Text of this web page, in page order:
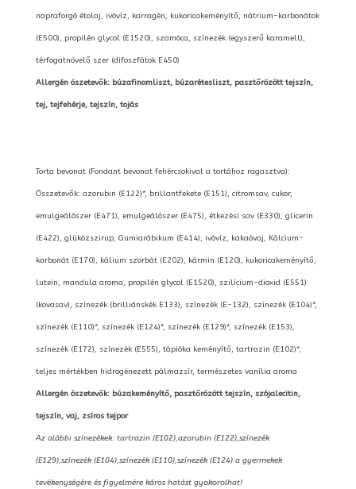
napraforgó étolaj, ivóvíz, karragén, kukoricakeményítő, nátrium-karbonátok
(E500), propilén glycol (E1520), szamóca, színezék (egyszerű karamell),
térfogatnövelő szer (difoszfátok E450)
Allergén öszetevők: búzafinomliszt, búzarétesliszt, pasztőrözött tejszín,
tej, tejfehérje, tejszín, tojás
Torta bevonat (Fondant bevonat fehércsokival a tortához ragasztva):
Összetevők: azorubin (E122)*, brillantfekete (E151), citromsav, cukor,
emulgeálószer (E471), emulgeálószer (E475), étkezési sav (E330), glicerin
(E422), glükózszirup, Gumiarábikum (E414), ivóvíz, kakaóvaj, Kálcium-
karbonát (E170), kálium szorbát (E202), kármin (E120), kukoricakeményítő,
lutein, mandula aroma, propilén glycol (E1520), szilícium-dioxid (E551)
(kovasav), színezék (brilliánskék E133), színezék (E-132), színezék (E104)*,
színezék (E110)*, színezék (E124)*, színezék (E129)*, színezék (E153),
színezék (E172), színezék (E555), tápióka keményítő, tartrazin (E102)*,
teljes mértékben hidrogénezett pálmazsír, természetes vanília aroma
Allergén öszetevők: búzakeményítő, pasztőrözött tejszín, szójalecitin,
tejszín, vaj, zsíros tejpor
Az alábbi színezékek: tartrazin (E102),azorubin (E122),színezék
(E129),színezék (E104),színezék (E110),színezék (E124) a gyermekek
tevékenységére és figyelmére káros hatást gyakorolhat!